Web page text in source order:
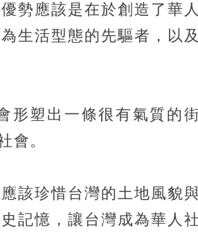
勢應該是在於創造了華人
生活型態的先驅者，以及
形塑出一條很有氣質的街
會。
該珍惜台灣的土地風貌與
記憶，讓台灣成為華人社